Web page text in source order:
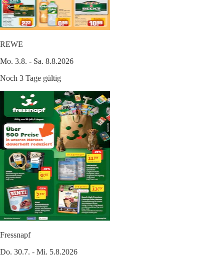
REWE
Mo. 3.8. - Sa. 8.8.2026
Noch 3 Tage gültig
Fressnapf
Do. 30.7. - Mi. 5.8.2026